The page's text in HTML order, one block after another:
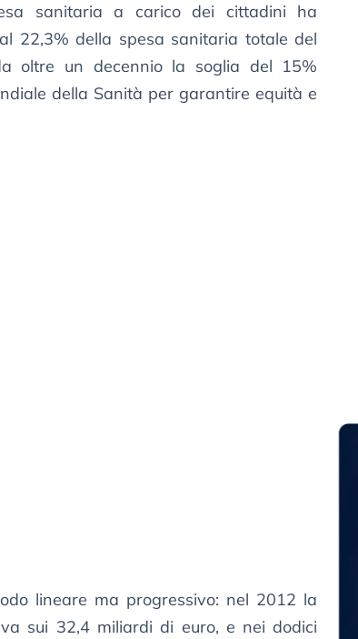
sanitaria a carico dei cittadini ha
22,3% della spesa sanitaria totale del
oltre un decennio la soglia del 15%
della Sanità per garantire equità e
lineare ma progressivo: nel 2012 la
sui 32,4 miliardi di euro, e nei dodici